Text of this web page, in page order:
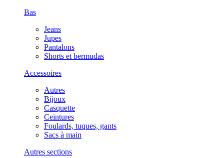
Bas
Jeans
Jupes
Pantalons
Shorts et bermudas
Accessoires
Autres
Bijoux
Casquette
Ceintures
Foulards, tuques, gants
Sacs à main
Autres sections